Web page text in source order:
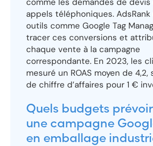
appels téléphoniques.
outils comme Google Tag
tracer ces conversions et
chaque vente à la campagne
correspondante. En 2023, les
mesuré un ROAS moyen de
de chiffre d’affaires pour 1 €
Quels budgets
une campagne
en emballage